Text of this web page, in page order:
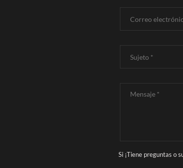
Si ¡Tiene preguntas o